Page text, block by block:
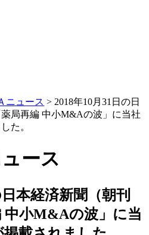
ニュース > 2018年10月31日の日
局再編 中小M&Aの波」に当社
た。
ース
本経済新聞（朝刊
中小M&Aの波」に当